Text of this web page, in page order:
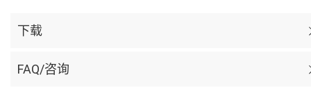
下载
FAQ/咨询